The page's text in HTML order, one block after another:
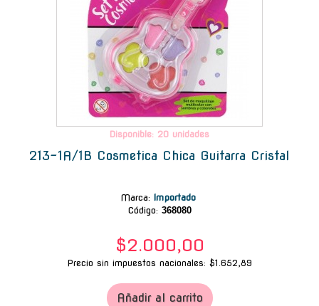
Disponible: 20 unidades
213-1A/1B Cosmetica Chica Guitarra Cristal
Marca: Importado
Código: 368080
$2.000,00
Precio sin impuestos nacionales: $1.652,89
Añadir al carrito